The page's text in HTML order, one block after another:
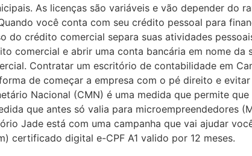
As licenças são variáveis e vão depender do
você conta com seu crédito pessoal para
do crédito comercial separa suas atividades
comercial e abrir uma conta bancária em nome
Contratar um escritório de contabilidade em
de começar a empresa com o pé direito e
Nacional (CMN) é uma medida que permite
que antes só valia para microempreendedores
Jade está com uma campanha que vai ajudar
certificado digital e-CPF A1 valido por 12